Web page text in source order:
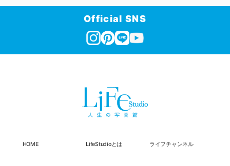
Official SNS
HOME LifeStudioとは ライフチャンネル